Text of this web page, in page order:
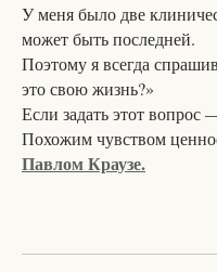
У меня было две
может быть последней.
Поэтому я всегда
это свою жизнь?»
Если задать этот вопрос
Похожим чувством
Павлом Краузе.